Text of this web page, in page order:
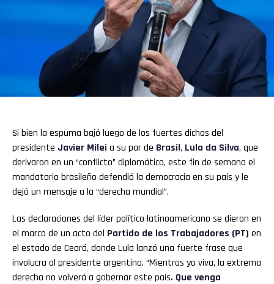
Si bien la espuma bajó luego de los fuertes dichos del
presidente Javier Milei a su par de Brasil, Lula da Silva, que
derivaron en un “conflicto” diplomático, este fin de semana el
mandatario brasileño defendió la democracia en su país y le
dejó un mensaje a la “derecha mundial”.
Las declaraciones del líder político latinoamericano se dieron en
el marco de un acto del Partido de los Trabajadores (PT) en
el estado de Ceará, donde Lula lanzó una fuerte frase que
involucra al presidente argentino. “Mientras yo viva, la extrema
derecha no volverá a gobernar este país. Que venga